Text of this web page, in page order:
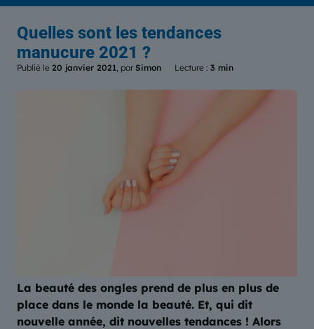
Quelles sont les tendances
manucure 2021 ?
Publié le 20 janvier 2021, par Simon Lecture : 3 min
La beauté des ongles prend de plus en plus de
place dans le monde la beauté. Et, qui dit
nouvelle année, dit nouvelles tendances ! Alors